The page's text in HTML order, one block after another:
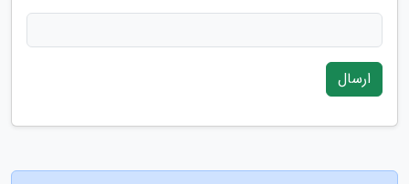
ارسال